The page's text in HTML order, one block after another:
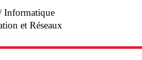
Informatique
et Réseaux